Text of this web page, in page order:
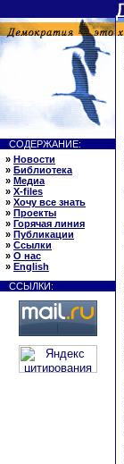
СОДЕРЖАНИЕ:
» Новости
» Библиотека
» Медиа
» X-files
» Хочу все знать
» Проекты
» Горячая линия
» Публикации
» Ссылки
» О нас
» English
ССЫЛКИ: